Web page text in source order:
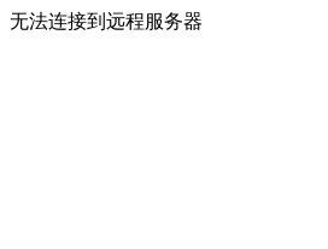
无法连接到远程服务器